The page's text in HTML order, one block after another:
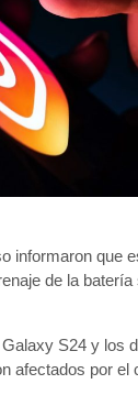
informaron que
de la
S24 y los
afectados por el